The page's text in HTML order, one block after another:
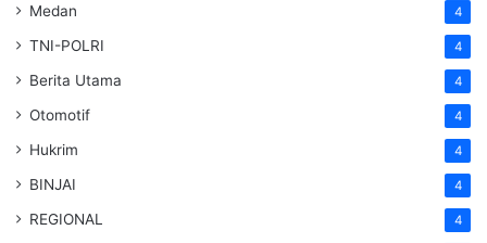
Medan 4
TNI-POLRI 4
Berita Utama 4
Otomotif 4
Hukrim 4
BINJAI 4
REGIONAL 4